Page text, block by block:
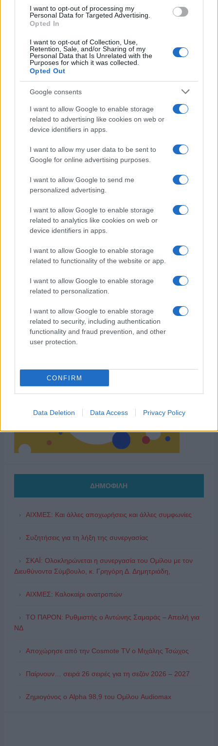
I want to opt-out of processing my
Personal Data for Targeted Advertising.
Opted In
I want to opt-out of Collection, Use,
Retention, Sale, and/or Sharing of my
Personal Data that Is Unrelated with the
Purposes for which it was collected.
Opted Out
Google consents
I want to allow Google to enable storage
related to advertising like cookies on web or
device identifiers in apps.
I want to allow my user data to be sent to
Google for online advertising purposes.
I want to allow Google to send me
personalized advertising.
I want to allow Google to enable storage
related to analytics like cookies on web or
device identifiers in apps.
I want to allow Google to enable storage
related to functionality of the website or app.
I want to allow Google to enable storage
related to personalization.
I want to allow Google to enable storage
related to security, including authentication
functionality and fraud prevention, and other
user protection.
CONFIRM
Data Deletion Data Access Privacy Policy
ΟΣΑ ΧΡΕΙΑΖΕΣΑΙ
ΓΙΑ ΤΟ ΚΑΛΟΚΑΙΡΙ ΣΟΥ →
ΔΗΜΟΦΙΛΗ
ΑΙΧΜΕΣ: Και άλλες αποχωρήσεις και άλλες συμφωνίες
Συζητήσεις για τη λήξη της συνεργασίας
ΣΚΑΪ: Ολοκληρώνεται η συνεργασία του Ομίλου με τον
Διευθύνοντα Σύμβουλο, κ. Γρηγόρη Δ. Δημητριάδη,
ΑΙΧΜΕΣ: Καλοκαίρι ανατροπών
ΤΟ ΠΑΡΟΝ: Ρυθμιστής ο Αντώνης Σαμαράς – Απειλή για
ΝΔ
Αποχώρησε από την Cosmote TV o Μιχάλης Τσώχος
Παίρνουν… σειρά 26 σειρές για τη σεζόν 2026 – 2027
Ζημιογόνος ο Alpha 98,9 του Ομίλου Audiomax